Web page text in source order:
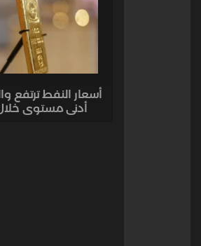
أسعار النفط ترتفع
أدنى مستوى